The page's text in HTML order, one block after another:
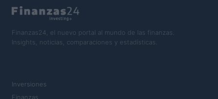
Finanzas24, el nuevo portal al mundo de las finanzas.
Insights, noticias, comparaciones y estadísticas.
Inversiones
Finanzas